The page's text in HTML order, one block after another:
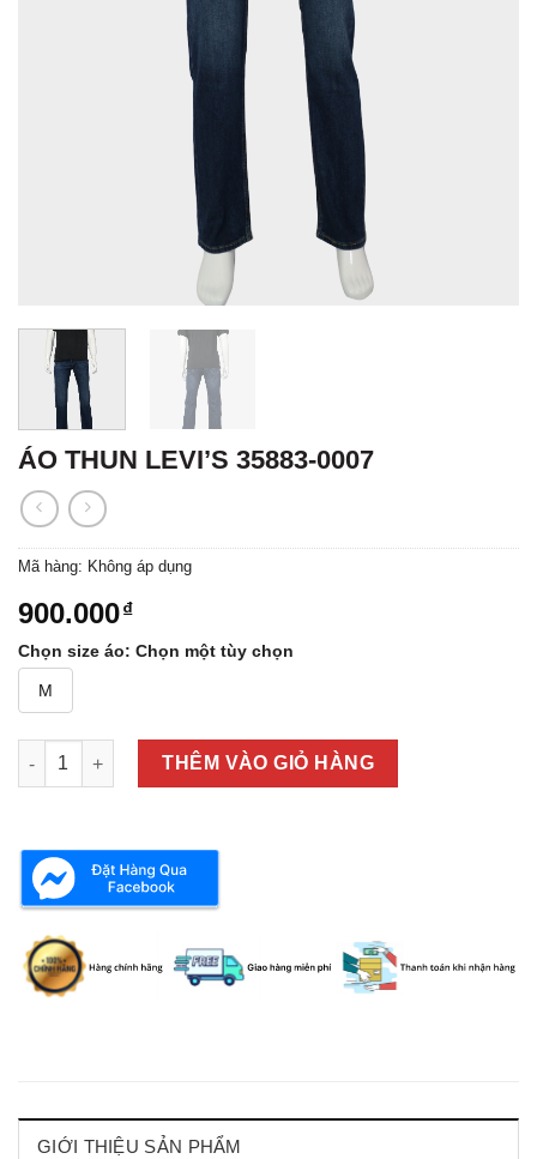
ÁO THUN LEVI’S 35883-0007
Mã hàng: Không áp dụng
900.000₫
Chọn size áo: Chọn một tùy chọn
M
ÁO THUN LEVI'S 35883-0007 số lượng
THÊM VÀO GIỎ HÀNG
GIỚI THIỆU SẢN PHẨM